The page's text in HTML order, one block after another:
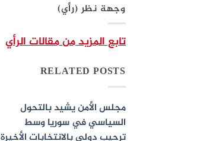
وجهة نظر (رأي)
تابع المزيد من مقالات الرأي
RELATED POSTS
مجلس الأمن يشيد بالتحول
السياسي في سوريا وسط
ترحيب دولي بالانتخابات الأخيرة